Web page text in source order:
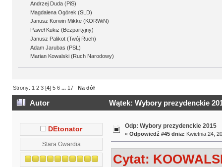
Andrzej Duda (PiS)
Magdalena Ogórek (SLD)
Janusz Korwin Mikke (KORWiN)
Paweł Kukiz (Bezpartyjny)
Janusz Palikot (Twój Ruch)
Adam Jarubas (PSL)
Marian Kowalski (Ruch Narodowy)
Strony: 1 2 3 [4]5 6 ... 17 Na dół
Autor Wątek: Wybory prezydenckie
DEtonator
Stara Gwardia
Odp: Wybory prezydenckie 2015
« Odpowiedź #45 dnia: Kwietnia 24,
Cytat: